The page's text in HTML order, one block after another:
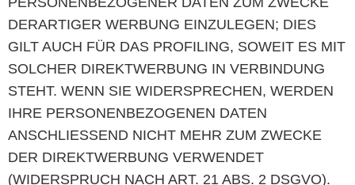
DERARTIGER WERBUNG EINZULEGEN; DIES
GILT AUCH FÜR DAS PROFILING, SOWEIT ES MIT
SOLCHER DIREKTWERBUNG IN VERBINDUNG
STEHT. WENN SIE WIDERSPRECHEN, WERDEN
IHRE PERSONENBEZOGENEN DATEN
ANSCHLIESSEND NICHT MEHR ZUM ZWECKE
DER DIREKTWERBUNG VERWENDET
(WIDERSPRUCH NACH ART. 21 ABS. 2 DSGVO).